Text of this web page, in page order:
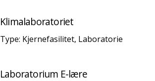
Klimalaboratoriet
Type: Kjernefasilitet, Laboratorie
Laboratorium E-lære